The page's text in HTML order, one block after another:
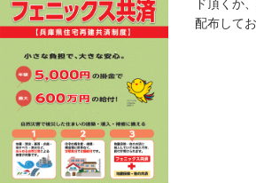
ド頂くか
配布して